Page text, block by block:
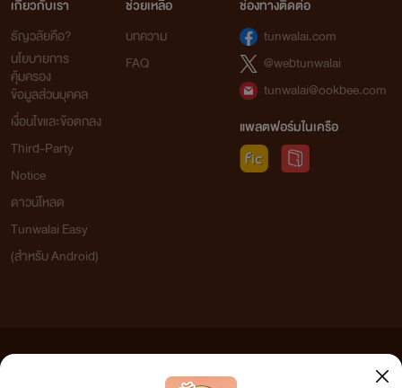
เกี่ยวกับเรา
ธัญวลัยคือ?
นโยบายการ
คุ้มครอง
ข้อมูลส่วนบุคคล
เงื่อนไขและข้อตกลง
Third-Party
Notice
ดาวน์โหลด
Tunwalai Easy
(สำหรับ Android)
ช่วยเหลือ
บทความ
FAQ
ช่องทางติดต่อ
tunwalai.com
@webtunwalai
tunwalai@ookbee.com
แพลตฟอร์มในเครือ
เว็บไซต์แห่งนี้ไม่ได้เห็นด้วยและไม่ขอรับผิดชอบต่อข้อความใดๆ ทั้งสิ้น ดังนั้นผู้อ่านทุกท่านโปรดใช้